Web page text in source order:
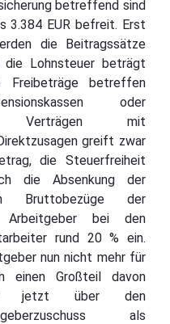
betreffend sind
3.384 EUR befreit. Erst
die Beitragssätze
Lohnsteuer beträgt
Freibeträge betreffen
oder
Verträgen mit
greift zwar
die Steuerfreiheit
die Absenkung der
Bruttobezüge der
bei den
rund 20 % ein.
nun nicht mehr für
einen Großteil davon
jetzt über den
als